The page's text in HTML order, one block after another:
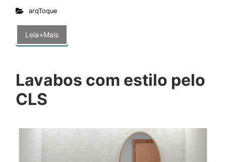
arqToque
Leia+Mais
Lavabos com estilo pelo
CLS